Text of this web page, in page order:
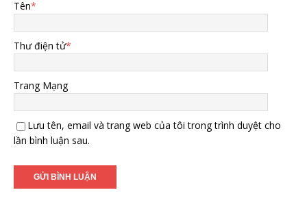
Tên*
Thư điện tử*
Trang Mạng
Lưu tên, email và trang web của tôi trong trình duyệt cho
lần bình luận sau.